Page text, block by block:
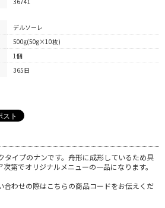
デルソーレ
500g(50g×10枚)
1個
365日
タイプのナンです。舟形に成形しているため具
第でオリジナルメニューの一品になります。
わせの際はこちらの商品コードをお伝えくだ